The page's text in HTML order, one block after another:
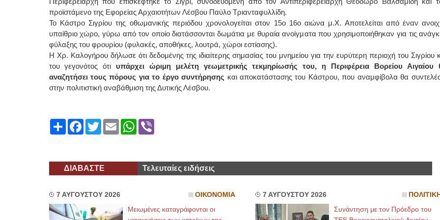
προϊστάμενο της Εφορείας Αρχαιοτήτων Λέσβου Παύλο Τριανταφυλλίδη.
Το Κάστρο Σιγρίου της οθωμανικής περιόδου χρονολογείται στον 15ο 16ο αιώνα μ.Χ. Αποτελείται από έναν
υπαίθριο χώρο, γύρω από τον οποίο διατάσσονται δωμάτια με θυραία ανοίγματα που χρησιμοποιήθηκαν για τις
φύλαξης του φρουρίου (φυλακές, αποθήκες, λουτρά, χώροι εστίασης).
Η Χρ. Καλογήρου δήλωσε ότι δεδομένης της ιδιαίτερης σημασίας του μνημείου για την ευρύτερη περιοχή του Σιγρίου
του γεγονότος ότι υπάρχει ώριμη μελέτη γεωμετρικής τεκμηρίωσής του, η Περιφέρεια Βορείου Αιγαίου
αναζητήσει τους πόρους για το έργο συντήρησης και αποκατάστασης του Κάστρου, που αναμφίβολα θα
στην πολιτιστική αναβάθμιση της Δυτικής Λέσβου.
ShareFacebook
TwitterEmailWhatsApp
Viber
ΔΙΑΒΑΣΤΕ Τελευταίες ειδήσεις
7 ΑΥΓΟΥΣΤΟΥ 2026 ΟΙΚΟΝΟΜΙΑ
Μειωμένες καταγράφονται οι
7 ΑΥΓΟΥΣΤΟΥ 2026 ΠΟΛΙΤΙΚΗ
Συνάντηση με τον Πρόεδρο του
ΙΩΑΝΝΗΣ Α. ΜΑΛΛΙΑΣ
ΧΕΙΡΟΥΡΓΟΣ
Διδάκτωρ Ιατρικής Σχολής
Πανεπιστημίου Αθηνών
Καλλιπόλεως 3,Νέα Σμύρνη,
τηλ:210-9320215
Καβέτσου 10, Μυτιλήνη, τηλ: